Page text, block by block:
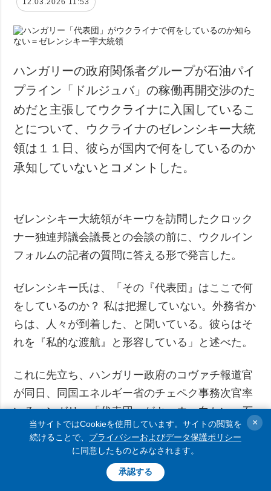
ハンガリーの政府関係者グループが石油パイ
プライン「ドルジュバ」の稼働再開交渉のた
めだと主張してウクライナに入国しているこ
とについて、ウクライナのゼレンシキー大統
領は１１日、彼らが国内で何をしているのか
承知していないとコメントした。
ゼレンシキー大統領がキーウを訪問したクロック
ナー独連邦議会議長との会談の前に、ウクルイン
フォルムの記者の質問に答える形で発言した。
ゼレンシキー氏は、「その『代表団』はここで何
をしているのか？ 私は把握していない。外務省か
らは、人々が到着した、と聞いている。彼らはそ
れを『私的な渡航』と形容している」と述べた。
これに先立ち、ハンガリー政府のコヴァチ報道官
が同日、同国エネルギー省のチェペク事務次官率
いるハンガリー「代表団」がキーウへ向かい、石
油パイプライン「ドルジュバ」の稼働再開に向け
た交渉を行う予定であると発表していた。
他方、ウクライナ外務省のティーヒー報道官は同
当サイトではCookieを使用しています。サイトの閲覧を
続けることで、 プライバシーおよびデータ保護ポリシー
に同意したものとみなされます。
承認する
×